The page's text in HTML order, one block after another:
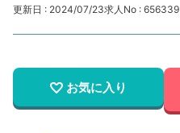
更新日 : 2024/07/23求人No : 656339
お気に入り